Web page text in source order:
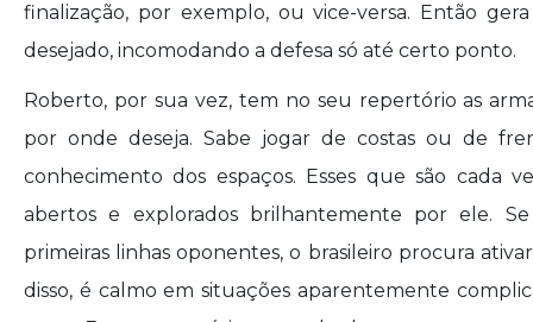
finalização, por exemplo, ou vice-versa. Então
desejado, incomodando a defesa só até certo ponto.
Roberto, por sua vez, tem no seu repertório as
por onde deseja. Sabe jogar de costas ou de
conhecimento dos espaços. Esses que são cada
abertos e explorados brilhantemente por ele.
primeiras linhas oponentes, o brasileiro procura
disso, é calmo em situações aparentemente